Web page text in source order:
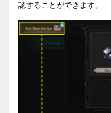
認することができます。